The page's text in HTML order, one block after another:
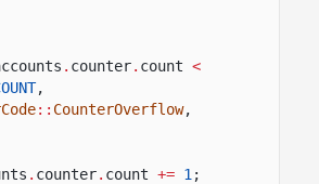
. counter. count <
,
:: CounterOverflow,
. counter. count += 1 ;